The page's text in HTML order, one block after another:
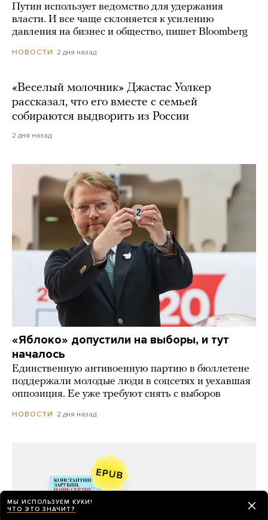
Путин использует ведомство для удержания
власти. И все чаще склоняется к усилению
давления на бизнес и общество, пишет Bloomberg
НОВОСТИ 2 дня назад
«Веселый молочник» Джастас Уолкер
рассказал, что его вместе с семьей
собираются выдворить из России
2 дня назад
«Яблоко» допустили на выборы, и тут
началось
Единственную антивоенную партию в бюллетене
поддержали молодые люди в соцсетях и уехавшая
оппозиция. Ее уже требуют снять с выборов
НОВОСТИ 2 дня назад
МЫ ИСПОЛЬЗУЕМ КУКИ!
ЧТО ЭТО ЗНАЧИТ?